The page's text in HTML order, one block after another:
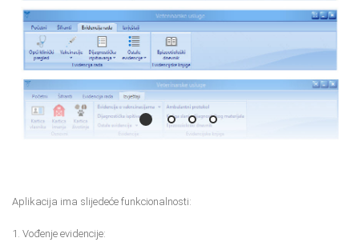
Aplikacija ima slijedeće funkcionalnosti:
1. Vođenje evidencije: